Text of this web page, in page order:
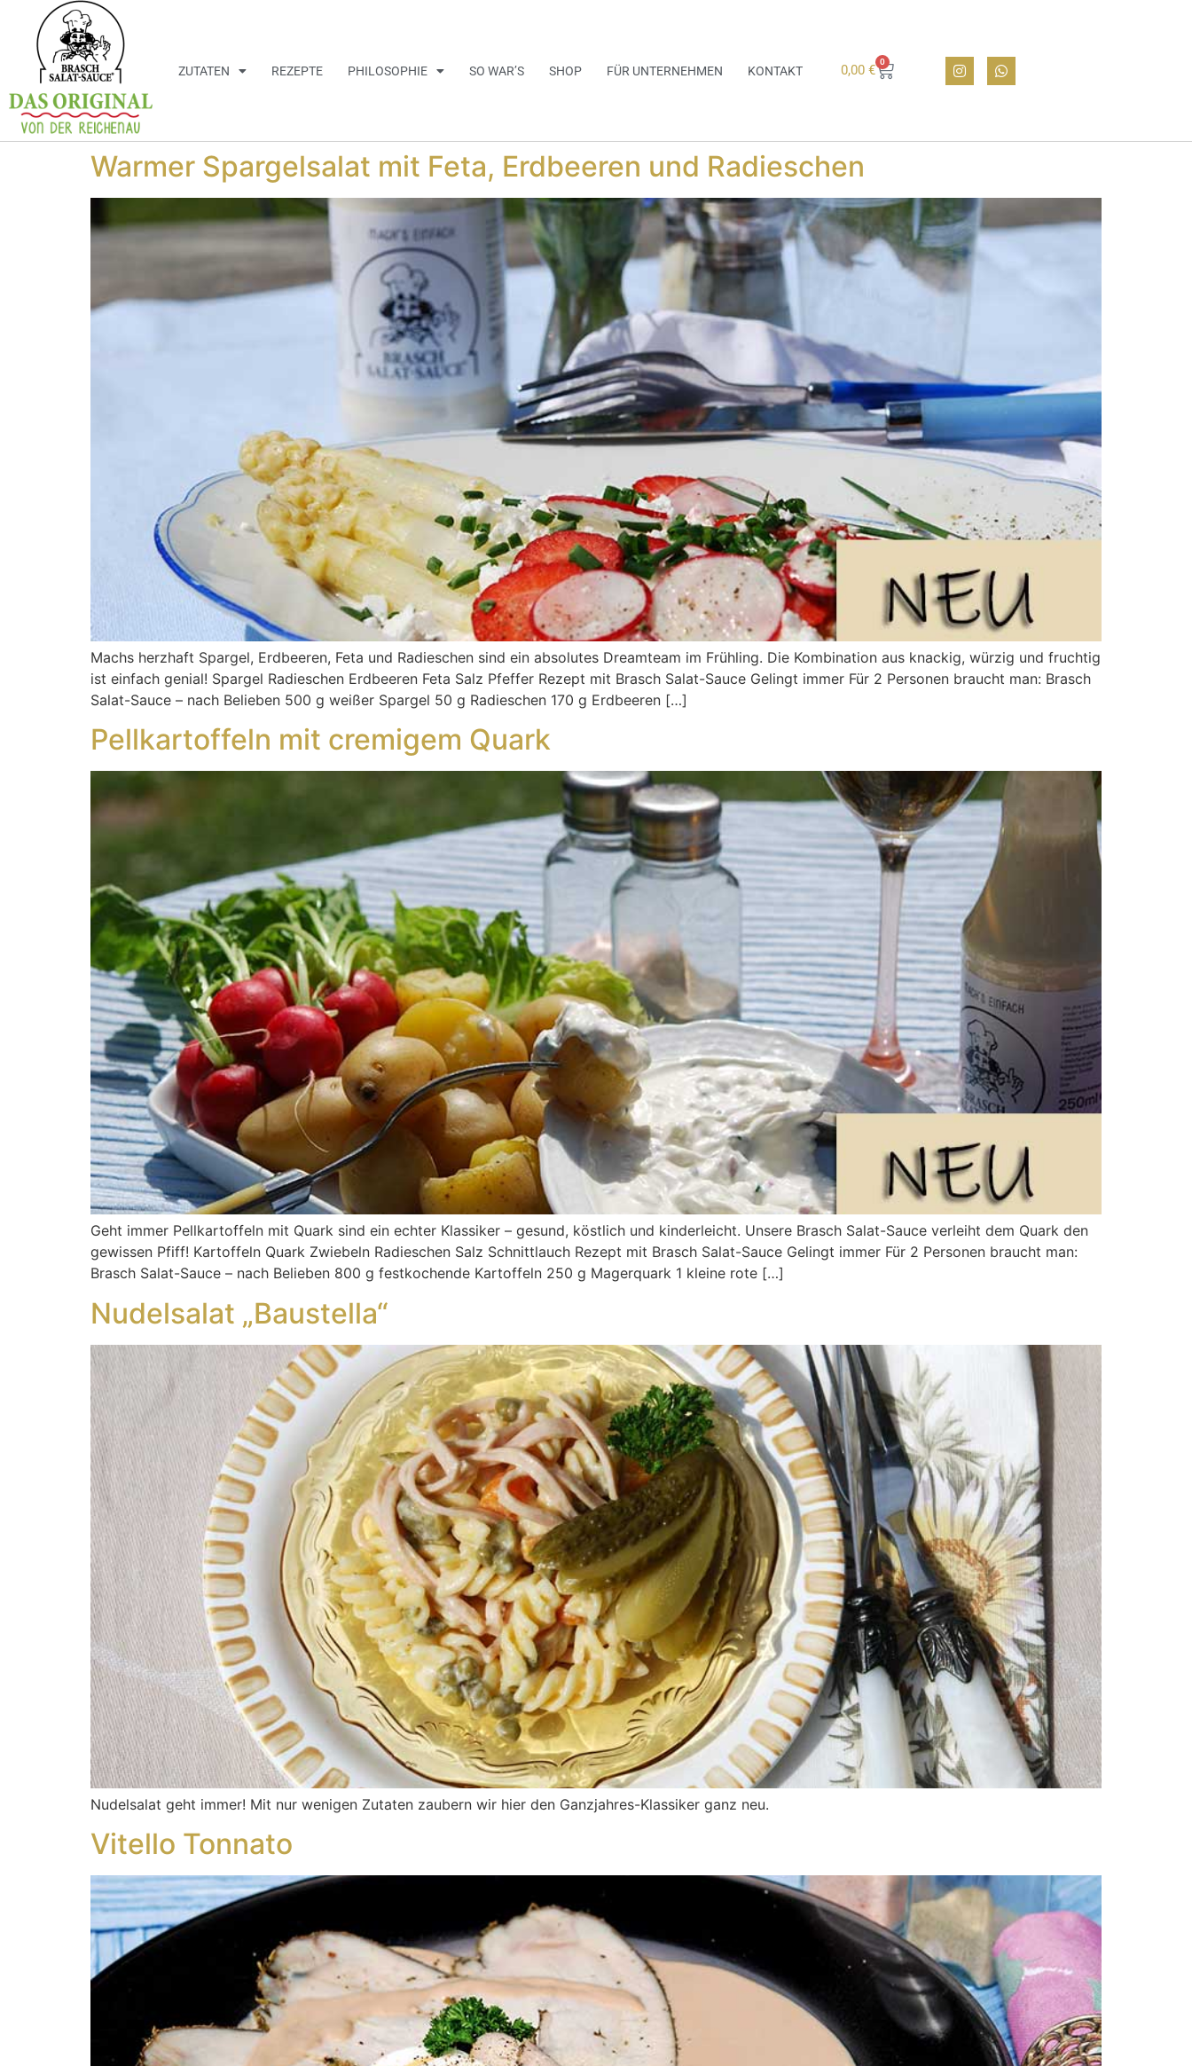
ZUTATEN REZEPTE PHILOSOPHIE SO WAR’S SHOP FÜR UNTERNEHMEN KONTAKT 0,00€
0
Warmer Spargelsalat mit Feta, Erdbeeren und Radieschen
Machs herzhaft Spargel, Erdbeeren, Feta und Radieschen sind ein absolutes Dreamteam im Frühling. Die Kombination aus knackig, würzig und fruchtig
ist einfach genial! Spargel Radieschen Erdbeeren Feta Salz Pfeffer Rezept mit Brasch Salat-Sauce Gelingt immer Für 2 Personen braucht man: Brasch
Salat-Sauce – nach Belieben 500 g weißer Spargel 50 g Radieschen 170 g Erdbeeren […]
Pellkartoffeln mit cremigem Quark
Geht immer Pellkartoffeln mit Quark sind ein echter Klassiker – gesund, köstlich und kinderleicht. Unsere Brasch Salat-Sauce verleiht dem Quark den
gewissen Pfiff! Kartoffeln Quark Zwiebeln Radieschen Salz Schnittlauch Rezept mit Brasch Salat-Sauce Gelingt immer Für 2 Personen braucht man:
Brasch Salat-Sauce – nach Belieben 800 g festkochende Kartoffeln 250 g Magerquark 1 kleine rote […]
Nudelsalat „Baustella“
Nudelsalat geht immer! Mit nur wenigen Zutaten zaubern wir hier den Ganzjahres-Klassiker ganz neu.
Vitello Tonnato